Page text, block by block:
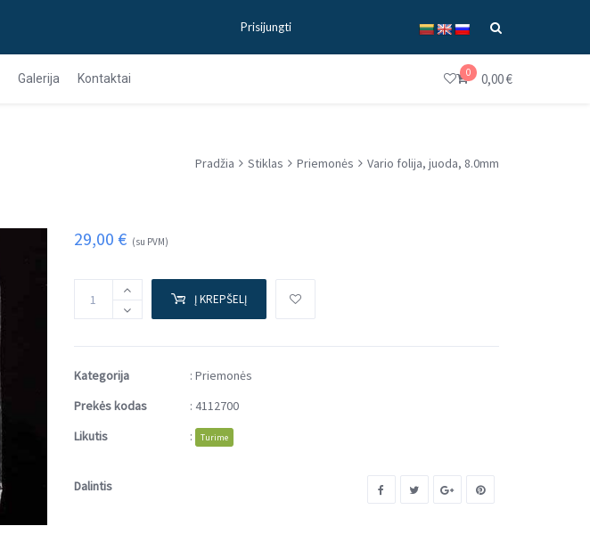
Prisijungti
Galerija Kontaktai 0 0,00€
Pradžia Stiklas Priemonės Vario folija, juoda, 8.0mm
29,00 € (su PVM)
Į KREPŠELĮ
Kategorija : Priemonės
Prekės kodas
: 4112700
Likutis
: Turime
Dalintis